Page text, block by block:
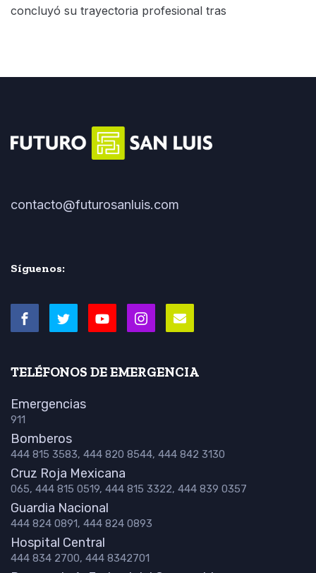
concluyó su trayectoria profesional tras
contacto@futurosanluis.com
Síguenos:
TELÉFONOS DE EMERGENCIA
Emergencias
911
Bomberos
444 815 3583, 444 820 8544, 444 842 3130
Cruz Roja Mexicana
065, 444 815 0519, 444 815 3322, 444 839 0357
Guardia Nacional
444 824 0891, 444 824 0893
Hospital Central
444 834 2700, 444 8342701